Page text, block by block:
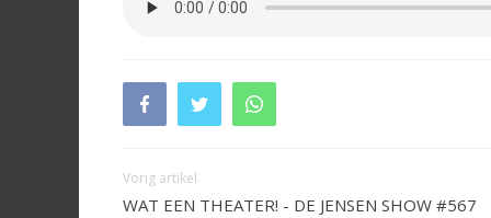
Vorig artikel
WAT EEN THEATER! - DE JENSEN SHOW #567